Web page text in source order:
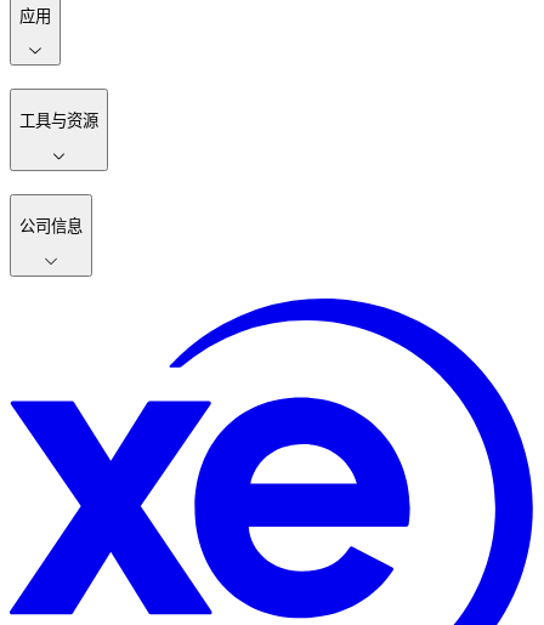
应用
工具与资源
公司信息